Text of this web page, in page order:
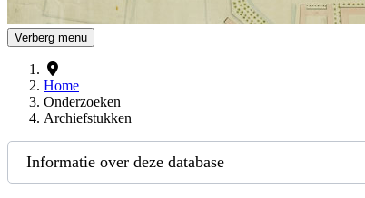
Verberg menu
Home
Onderzoeken
Archiefstukken
Informatie over deze database